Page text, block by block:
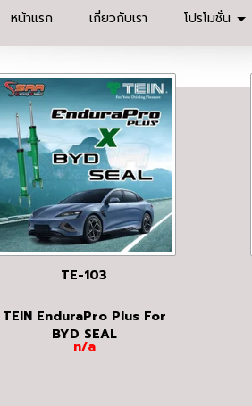
หน้าแรก เกี่ยวกับเรา โปรโมชั่น
TE-103
TEIN EnduraPro Plus For
BYD SEAL
n/a